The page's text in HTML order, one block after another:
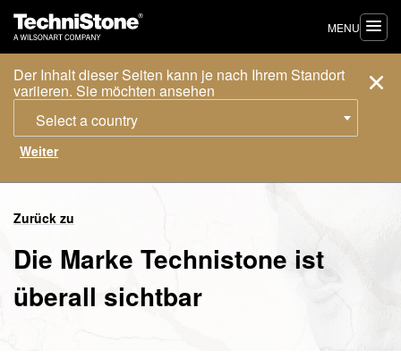
Der Inhalt dieser Seiten kann je nach Ihrem Standort
variieren. Sie möchten ansehen
Select a country
MENU
Zurück zu
Die Marke Technistone ist
überall sichtbar